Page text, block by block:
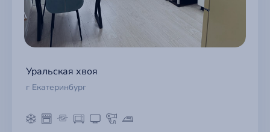
Уральская хвоя
г Екатеринбург